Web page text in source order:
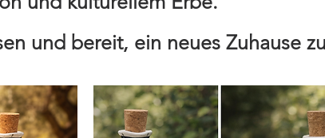
und bereit, ein neues Zuhause